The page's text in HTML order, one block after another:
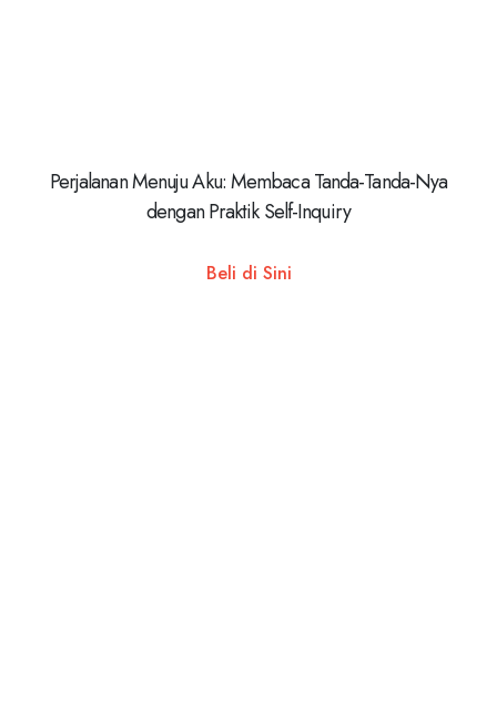
Perjalanan Menuju Aku: Membaca Tanda-Tanda-Nya
dengan Praktik Self-Inquiry
Beli di Sini